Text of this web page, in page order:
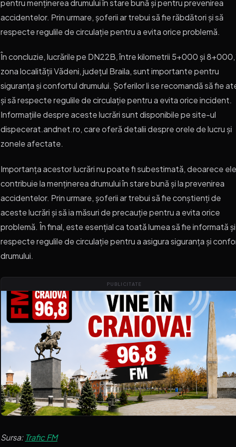
pentru menținerea drumului în stare bună și pentru prevenirea
accidentelor. Prin urmare, șoferii ar trebui să fie răbdători și să
respecte regulile de circulație pentru a evita orice problemă.
În concluzie, lucrările pe DN22B, între kilometrii 5+000 și 8+000,
zona localității Vădeni, județul Braila, sunt importante pentru
siguranța și confortul drumului. Șoferilor li se recomandă să fie
și să respecte regulile de circulație pentru a evita orice incident.
Informațiile despre aceste lucrări sunt disponibile pe site-ul
dispecerat.andnet.ro, care oferă detalii despre orele de lucru și
zonele afectate.
Importanța acestor lucrări nu poate fi subestimată, deoarece ele
contribuie la menținerea drumului în stare bună și la prevenirea
accidentelor. Prin urmare, șoferii ar trebui să fie conștienți de
aceste lucrări și să ia măsuri de precauție pentru a evita orice
problemă. În final, este esențial ca toată lumea să fie informată
respecte regulile de circulație pentru a asigura siguranța și
drumului.
PUBLICITATE
Sursa: Trafic FM